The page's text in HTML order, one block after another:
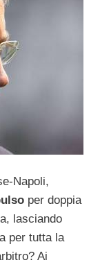
Napoli,
per doppia
lasciando
per tutta la
Ai